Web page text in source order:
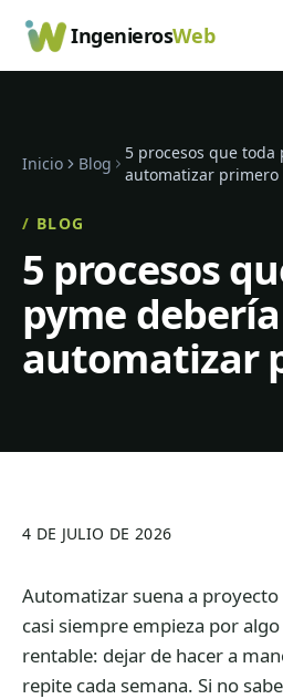
IngenierosWeb
Inicio Blog
5 procesos que toda
automatizar primero
/ BLOG
5 procesos
pyme debería
automatizar
4 DE JULIO DE 2026
Automatizar suena a
casi siempre empieza por
rentable: dejar de hacer a
repite cada semana. Si no